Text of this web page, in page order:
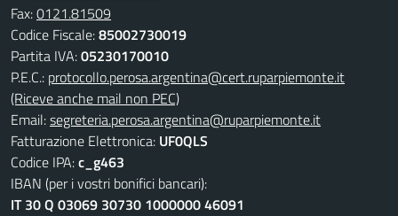
Fax:0121.81509
Codice Fiscale:85002730019
Partita IVA:05230170010
P.E.C.: protocollo.perosa.argentina@cert.ruparpiemonte.it
(Riceve anche mail non PEC)
Email:segreteria.perosa.argentina@ruparpiemonte.it
Fatturazione Elettronica: UF0QLS
Codice IPA:c_g463
IBAN (per i vostri bonifici bancari):
IT 30 Q 03069 30730 1000000 46091